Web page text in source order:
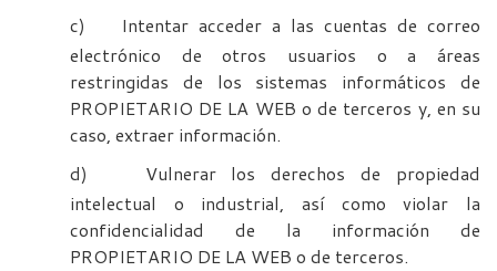
c)
Intentar acceder a las cuentas de correo
electrónico de otros usuarios o a áreas
restringidas de los sistemas informáticos de
PROPIETARIO DE LA WEB o de terceros y, en su
caso, extraer información.
d)
Vulnerar los derechos de propiedad
intelectual o industrial, así como violar la
confidencialidad de la información de
PROPIETARIO DE LA WEB o de terceros.